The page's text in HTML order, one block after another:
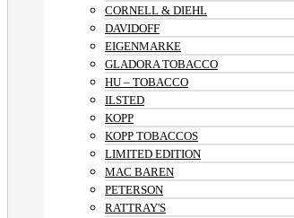
CORNELL & DIEHL
DAVIDOFF
EIGENMARKE
GLADORA TOBACCO
HU – TOBACCO
ILSTED
KOPP
KOPP TOBACCOS
LIMITED EDITION
MAC BAREN
PETERSON
RATTRAY'S